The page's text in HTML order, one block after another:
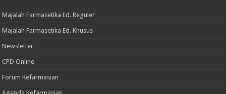
Majalah Farmasetika Ed. Reguler
Majalah Farmasetika Ed. Khusus
Newsletter
CPD Online
Forum Kefarmasian